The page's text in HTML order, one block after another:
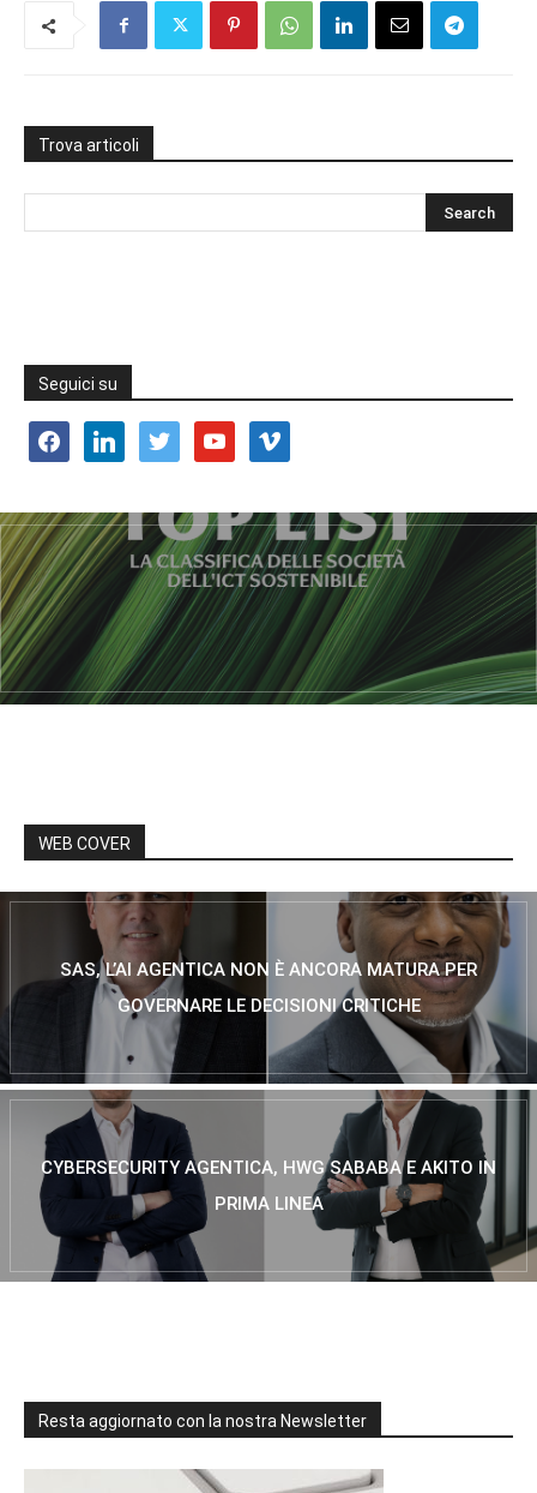
Trova articoli
Seguici su
facebooklinkedin twitter youtube vimeo
WEB COVER
SAS, L’AI AGENTICA NON È ANCORA MATURA PER
GOVERNARE LE DECISIONI CRITICHE
CYBERSECURITY AGENTICA, HWG SABABA E AKITO IN
PRIMA LINEA
Resta aggiornato con la nostra Newsletter